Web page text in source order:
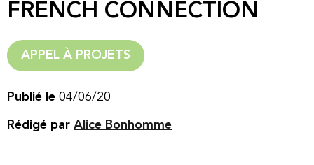
FRENCH CONNECTION
APPEL À PROJETS
Publié le 04/06/20
Rédigé par Alice Bonhomme